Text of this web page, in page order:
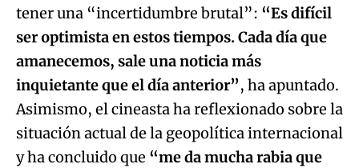
tener una “incertidumbre brutal”: “Es difícil
ser optimista en estos tiempos. Cada día que
amanecemos, sale una noticia más
inquietante que el día anterior”, ha apuntado.
Asimismo, el cineasta ha reflexionado sobre la
situación actual de la geopolítica internacional
y ha concluido que “me da mucha rabia que